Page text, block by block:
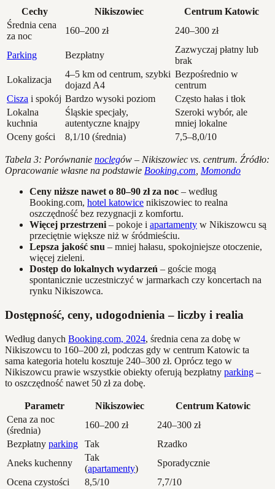
Cechy Nikiszowiec
Centrum Katowic
Średnia cena
za noc
160–200 zł 240–300 zł
Parking Bezpłatny
Zazwyczaj płatny lub
brak
Lokalizacja
4–5 km od centrum, szybki
dojazd A4
Bezpośrednio w
centrum
Cisza i spokój Bardzo wysoki poziom
Często hałas i tłok
Lokalna
kuchnia
Śląskie specjały,
autentyczne knajpy
Szeroki wybór, ale
mniej lokalne
Oceny gości
8,1/10 (średnia) 7,5–8,0/10
Tabela 3: Porównanie noclegów – Nikiszowiec vs. centrum. Źródło:
Opracowanie własne na podstawie Booking.com Momondo
Ceny niższe nawet o 80–90 zł za noc – według
Booking.com, hotel katowice nikiszowiec to realna
oszczędność bez rezygnacji z komfortu.
Więcej przestrzeni – pokoje i apartamenty w Nikiszowcu są
przeciętnie większe niż w śródmieściu.
Lepsza jakość snu – mniej hałasu, spokojniejsze otoczenie,
więcej zieleni.
Dostęp do lokalnych wydarzeń – goście mogą
spontanicznie uczestniczyć w jarmarkach czy koncertach na
rynku Nikiszowca.
Dostępność, ceny, udogodnienia – liczby i realia
Według danych Booking.com, 2024, średnia cena za dobę w
Nikiszowcu to 160–200 zł, podczas gdy w centrum Katowic ta
sama kategoria hotelu kosztuje 240–300 zł. Oprócz tego w
Nikiszowcu prawie wszystkie obiekty oferują bezpłatny parking –
to oszczędność nawet 50 zł za dobę.
Parametr Nikiszowiec
Centrum Katowic
Cena za noc
(średnia)
160–200 zł
240–300 zł
Bezpłatny parking Tak
Rzadko
Aneks kuchenny
Tak
(apartamenty)
Sporadycznie
Ocena czystości
8,5/10
7,7/10